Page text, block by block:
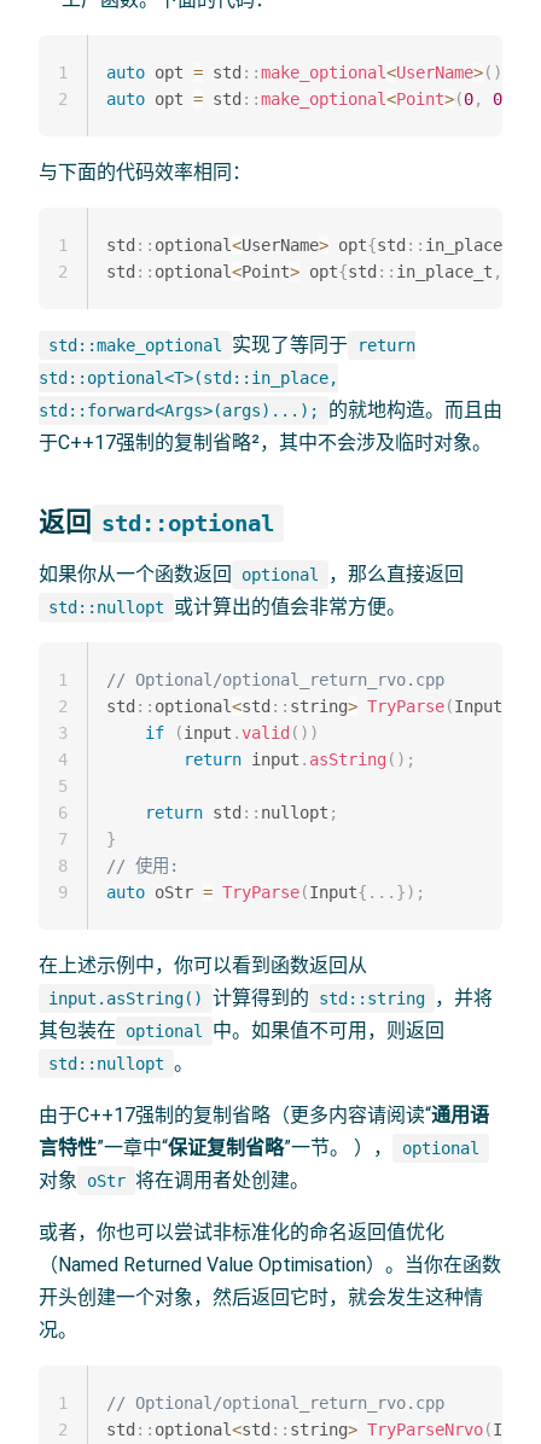
auto opt = std ::make_optional<UserName>( )
auto opt = std ::make_optional<Point>(0, 0
1
2
与下面的代码效率相同：
std :: optional<UserName> opt{std :: in_place
std :: optional<Point> opt{std :: in_place_t ,
1
2
std::make_optional 实现了等同于
return
std::optional<T>(std::in_place,
std::forward<Args>(args)...);
的就地构造。而且由
于C++17强制的复制省略²，其中不会涉及临时对象。
返回 std::optional
如果你从一个函数返回 optional ，那么直接返回
std::nullopt 或计算出的值会非常方便。
// Optional/optional_return_rvo.cpp
std :: optional<std :: string> TryParse(Input
if
(input .valid ( ) )
return input . asString ( ) ;
return std :: nullopt ;
}
// 使用:
auto oStr = TryParse(Input{ . . . }) ;
1
2
3
4
5
6
7
8
9
在上述示例中，你可以看到函数返回从
input.asString() 计算得到的 std::string
，并将
其包装在
optional 中。如果值不可用，则返回
std::nullopt 。
由于C++17强制的复制省略（更多内容请阅读“通用语
言特性”一章中“保证复制省略”一节。 ）， optional
对象 oStr 将在调用者处创建。
或者，你也可以尝试非标准化的命名返回值优化
（Named Returned Value Optimisation）。当你在函数
开头创建一个对象，然后返回它时，就会发生这种情
况。
// Optional/optional_return_rvo.cpp
std :: optional<std :: string> TryParseNrvo(
1
2